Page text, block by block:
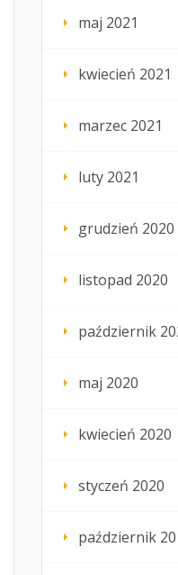
maj 2021
kwiecień 2021
marzec 2021
luty 2021
grudzień 2020
listopad 2020
październik
maj 2020
kwiecień 2020
styczeń 2020
październik